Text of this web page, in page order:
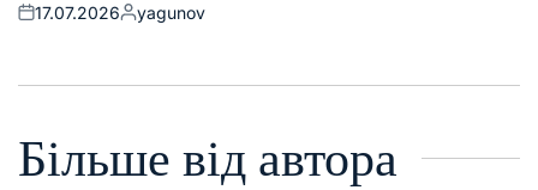
17.07.2026 yagunov
Більше від автора